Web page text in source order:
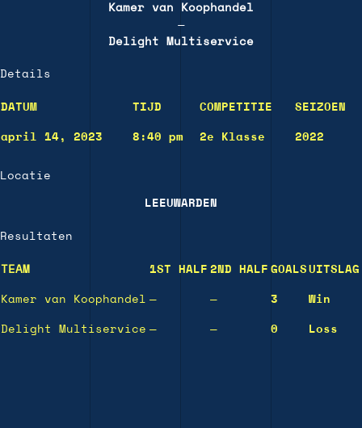
Kamer van Koophandel
—
Delight Multiservice
Details
DATUM TIJD COMPETITIE SEIZOEN
april 14, 2023 8:40 pm 2e Klasse 2022
Locatie
LEEUWARDEN
Resultaten
TEAM 1ST HALF 2ND HALF GOALS UITSLAG
Kamer van Koophandel — — 3 Win
Delight Multiservice — — 0 Loss